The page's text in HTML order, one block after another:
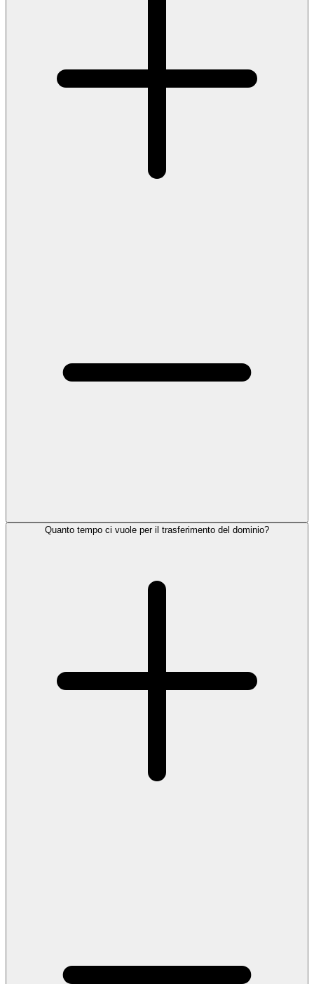
Quanto tempo ci vuole per il trasferimento del dominio?